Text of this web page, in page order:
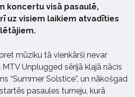
koncertu visā pasaulē,
uz visiem laikiem atvadīties
mūziku tā vienkārši nevar
MTV Unplugged sērijā klajā nācis
“Summer Solstice”, un nākošgad
pasaules turneju, kurā